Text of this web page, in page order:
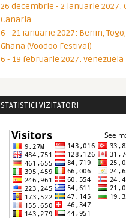
26 decembrie - 2 ianuarie 2027:
Canaria
6 - 21 ianuarie 2027: Benin, Togo,
Ghana (Voodoo Festival)
6 - 19 februarie 2027: Venezuela
STATISTICI VIZITATORI